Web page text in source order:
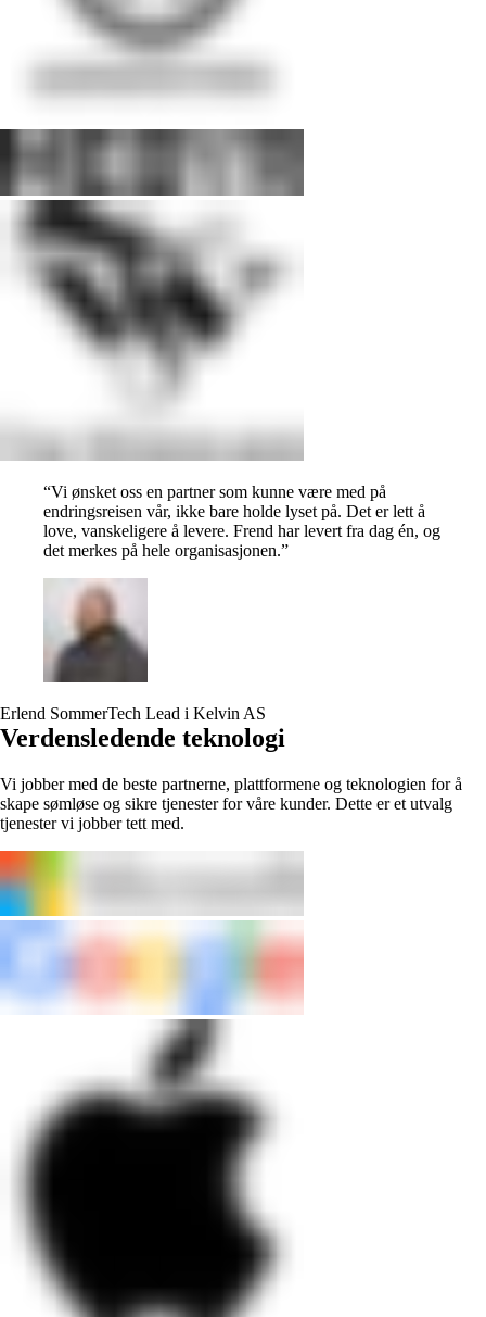
“Vi ønsket oss en partner som kunne være med på
endringsreisen vår, ikke bare holde lyset på. Det er lett å
love, vanskeligere å levere. Frend har levert fra dag én, og
det merkes på hele organisasjonen.”
Erlend SommerTech Lead i Kelvin AS
Verdensledende teknologi
Vi jobber med de beste partnerne, plattformene og teknologien for å
skape sømløse og sikre tjenester for våre kunder. Dette er et utvalg
tjenester vi jobber tett med.